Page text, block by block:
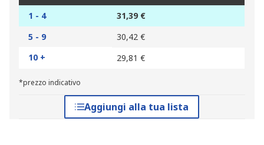
1 - 4
31,39 €
5 - 9
30,42 €
10 +
29,81 €
*prezzo indicativo
Aggiungi alla tua lista